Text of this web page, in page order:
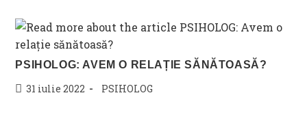
PSIHOLOG: AVEM O RELAȚIE SĂNĂTOASĂ?
Post31 iulie 2022
Post
PSIHOLOG